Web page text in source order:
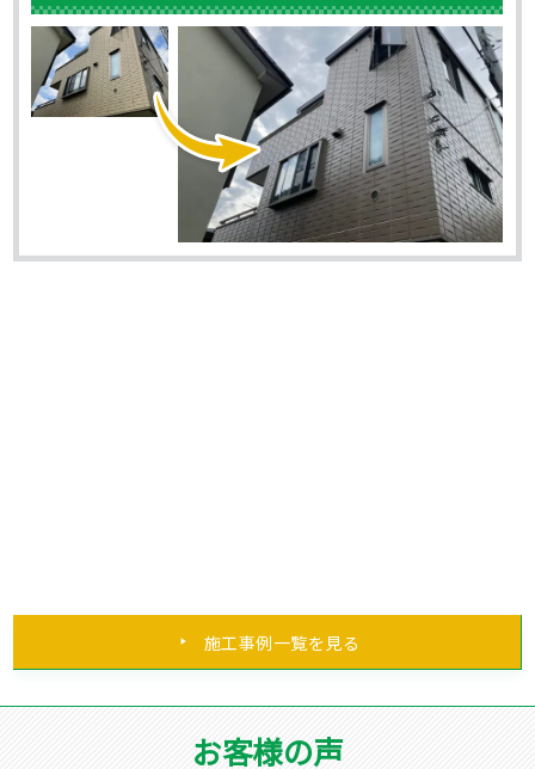
施工事例一覧を見る
お客様の声